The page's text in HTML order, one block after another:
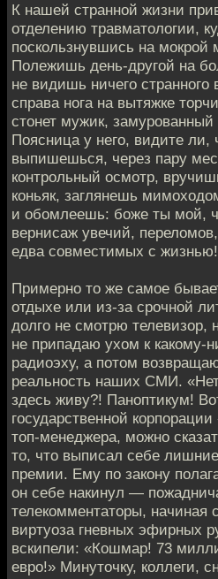
К нашей странной жизни
отделению травматологии,
поскользнувшись на мокрой
Полежишь день-другой на
не видишь ничего странного
справа нога на вытяжке
стонет мужик,
Поясница у него, видите ли,
выпишешься, через пару
контрольный осмотр,
коньяк, заглянешь
и обомлеешь: боже ты мой,
вернисаж увечий,
едва совместимых с жизнью!
Примерно то же самое
отдыхе или из-за срочной
долго не смотрю телевизор,
не припадаю ухом к какому-
радиоэху, а потом
реальность наших СМИ.
здесь живу?! Паноптикум!
государственной
топ-менеджера, можно
то, что выписал себе
премии. Ему по закону
он себе накинул —
телекомментаторы, начиная
виртуоза гневных эфирных
вскипели: «Кошмар! 73
евро!» Минуточку, коллеги,